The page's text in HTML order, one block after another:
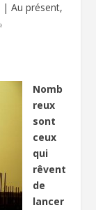
| Au présent,
Nomb
reux
sont
ceux
qui
rêvent
de
lancer